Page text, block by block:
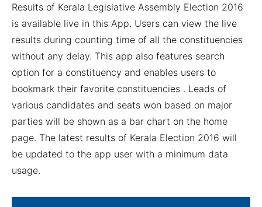
Results of Kerala Legislative Assembly Election 2016
is available live in this App. Users can view the live
results during counting time of all the constituencies
without any delay. This app also features search
option for a constituency and enables users to
bookmark their favorite constituencies . Leads of
various candidates and seats won based on major
parties will be shown as a bar chart on the home
page. The latest results of Kerala Election 2016 will
be updated to the app user with a minimum data
usage.